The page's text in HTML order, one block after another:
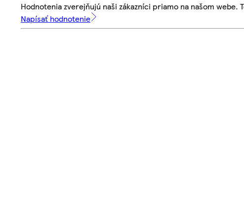
Hodnotenia zverejňujú naši zákazníci priamo na našom
Napísať hodnotenie